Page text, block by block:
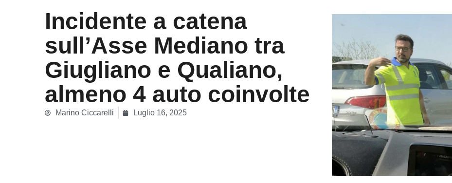
Incidente a catena
sull’Asse Mediano tra
Giugliano e Qualiano,
almeno 4 auto coinvolte
Marino Ciccarelli Luglio 16, 2025